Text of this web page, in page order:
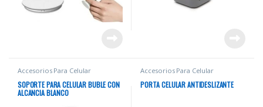
Accesorios Para Celular
SOPORTE PARA CELULAR BUBLE CON
ALCANCIA BLANCO
Accesorios Para Celular
PORTA CELULAR ANTIDESLIZANTE